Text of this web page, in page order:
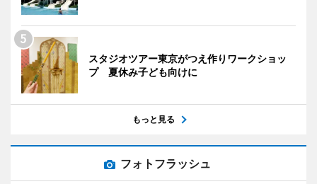
スタジオツアー東京がつえ作りワークショッ
プ 夏休み子ども向けに
もっと見る
フォトフラッシュ